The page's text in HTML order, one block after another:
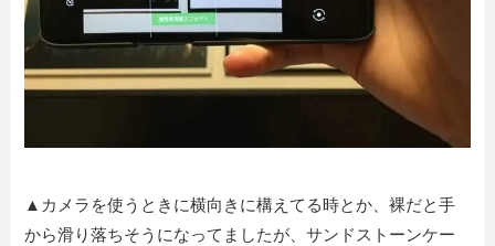
▲カメラを使うときに横向きに構えてる時とか、裸だと手
から滑り落ちそうになってましたが、サンドストーンケー